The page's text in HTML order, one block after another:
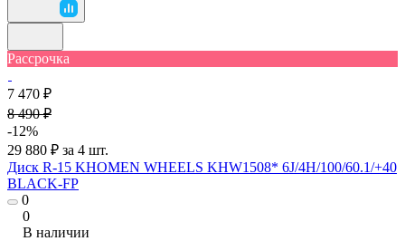
Рассрочка
7 470 ₽
8 490 ₽
-12%
29 880 ₽ за 4 шт.
Диск R-15 KHOMEN WHEELS KHW1508* 6J/4H/100/60.1/+40
BLACK-FP
0
0
В наличии